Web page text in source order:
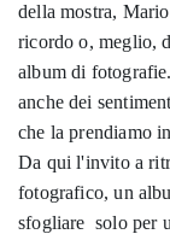
della mostra,
ricordo o, meglio,
album di
anche dei
che la prendiamo
Da qui l'invito a
fotografico, un
sfogliare solo per